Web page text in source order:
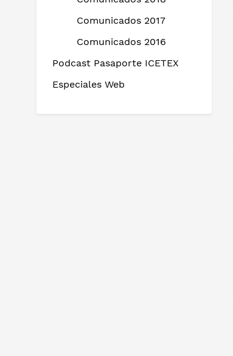
Comunicados 2017
Comunicados 2016
Podcast Pasaporte ICETEX
Especiales Web